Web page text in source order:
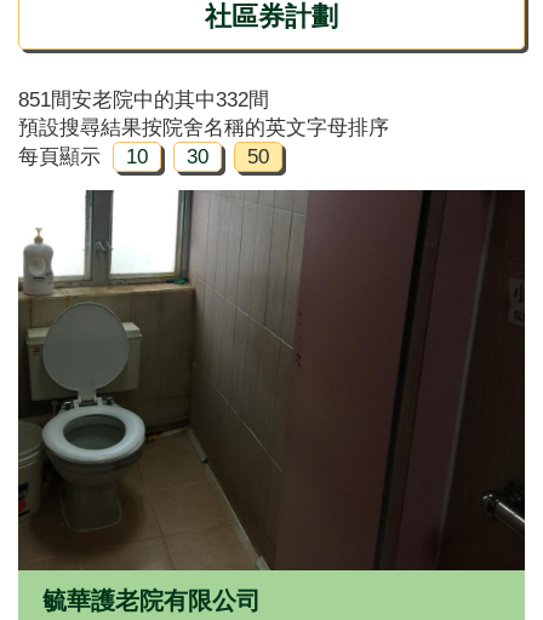
社區券計劃
851間安老院中的其中332間
預設搜尋結果按院舍名稱的英文字母排序
每頁顯示
10 30 50
毓華護老院有限公司